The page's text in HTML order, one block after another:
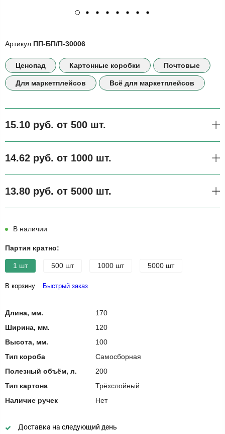
Артикул ПП-БП/П-30006
Ценопад Картонные коробки Почтовые
Для маркетплейсов Всё для маркетплейсов
15.10 руб. от 500 шт.
14.62 руб. от 1000 шт.
13.80 руб. от 5000 шт.
В наличии
Партия кратно:
1 шт 500 шт 1000 шт 5000 шт
В корзину Быстрый заказ
Длина, мм.
170
Ширина, мм.
120
Высота, мм.
100
Тип короба
Самосборная
Полезный объём, л.
200
Тип картона
Трёхслойный
Наличие ручек
Нет
Доставка на следующий день